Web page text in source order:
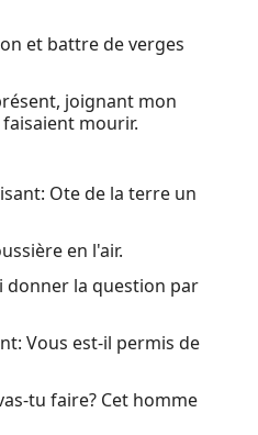
et battre de verges
joignant mon
mourir.
Ote de la terre un
en l'air.
donner la question par
Vous est-il permis de
tu faire? Cet homme